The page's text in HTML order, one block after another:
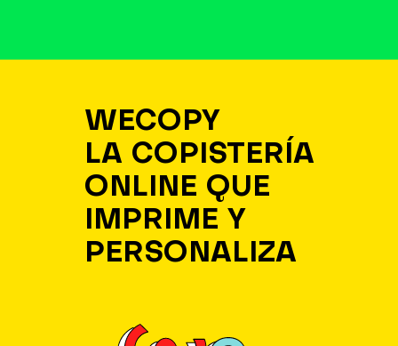
WECOPY
LA COPISTERÍA
ONLINE QUE
IMPRIME Y
PERSONALIZA